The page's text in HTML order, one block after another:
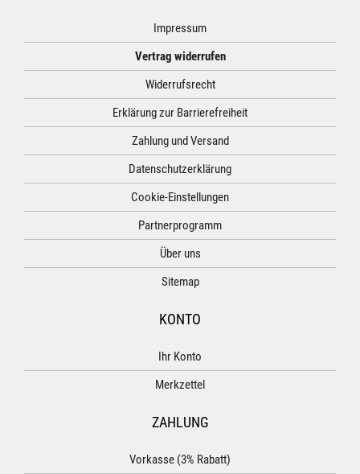
Impressum
Vertrag widerrufen
Widerrufsrecht
Erklärung zur Barrierefreiheit
Zahlung und Versand
Datenschutzerklärung
Cookie-Einstellungen
Partnerprogramm
Über uns
Sitemap
KONTO
Ihr Konto
Merkzettel
ZAHLUNG
Vorkasse (3% Rabatt)